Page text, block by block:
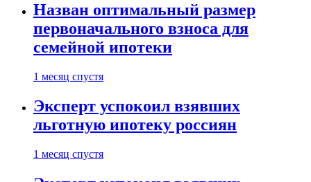
Назван оптимальный размер
первоначального взноса для
семейной ипотеки
1 месяц спустя
Эксперт успокоил взявших
льготную ипотеку россиян
1 месяц спустя